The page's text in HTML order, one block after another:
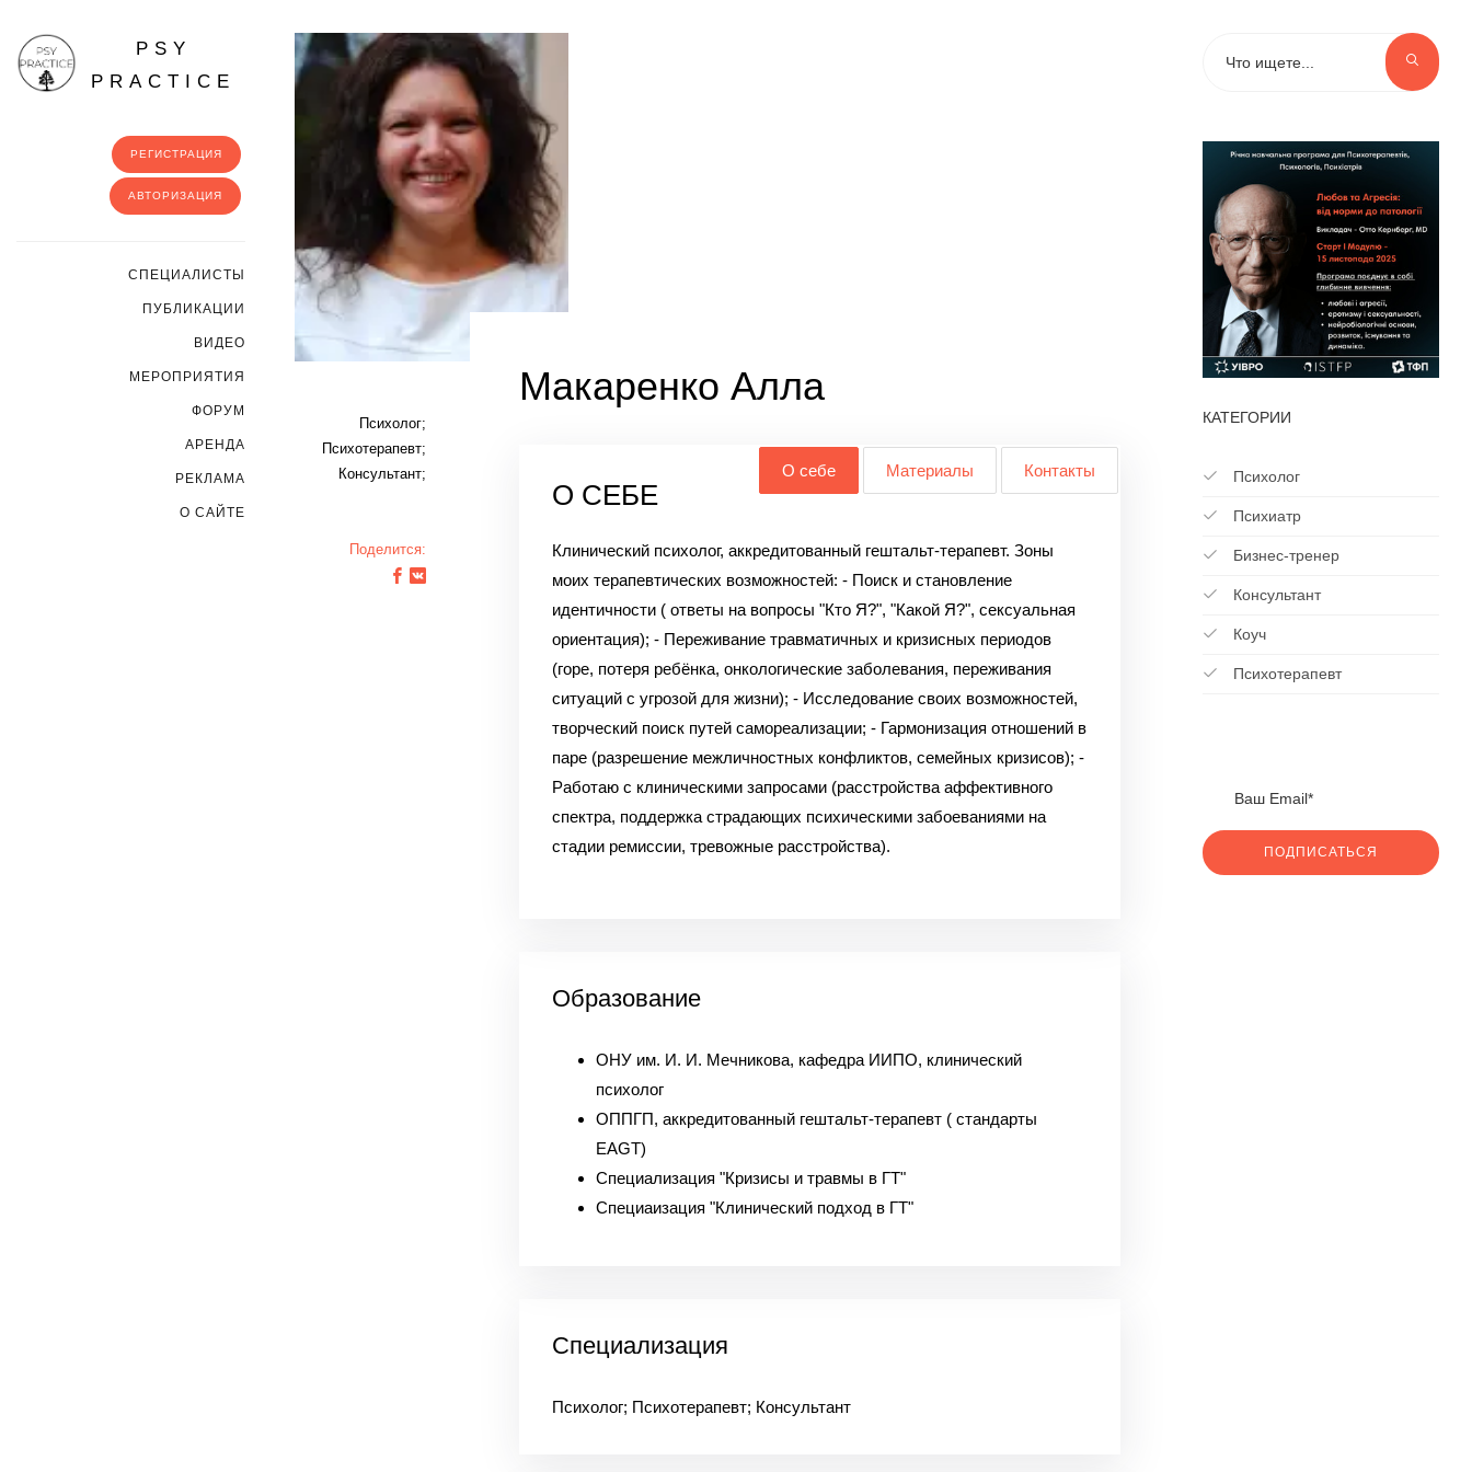
PSY
PRACTICE
РЕГИСТРАЦИЯ
АВТОРИЗАЦИЯ
CПЕЦИАЛИСТЫ
ПУБЛИКАЦИИ
ВИДЕО
МЕРОПРИЯТИЯ
ФОРУМ
АРЕНДА
РЕКЛАМА
О САЙТЕ
Психолог;
Психотерапевт;
Консультант;
Поделится:
Макаренко Алла
О себе Материалы Контакты
О СЕБЕ
Клинический психолог, аккредитованный гештальт-терапевт. Зоны
моих терапевтических возможностей: - Поиск и становление
идентичности ( ответы на вопросы "Кто Я?", "Какой Я?", сексуальная
ориентация); - Переживание травматичных и кризисных периодов
(горе, потеря ребёнка, онкологические заболевания, переживания
ситуаций с угрозой для жизни); - Исследование своих возможностей,
творческий поиск путей самореализации; - Гармонизация отношений в
паре (разрешение межличностных конфликтов, семейных кризисов); -
Работаю с клиническими запросами (расстройства аффективного
спектра, поддержка страдающих психическими забоеваниями на
стадии ремиссии, тревожные расстройства).
Образование
ОНУ им. И. И. Мечникова, кафедра ИИПО, клинический
психолог
ОППГП, аккредитованный гештальт-терапевт ( стандарты
EAGT)
Специализация "Кризисы и травмы в ГТ"
Специаизация "Клинический подход в ГТ"
Специализация
Психолог; Психотерапевт; Консультант
КАТЕГОРИИ
Психолог
Психиатр
Бизнес-тренер
Консультант
Коуч
Психотерапевт
ПОДПИСАТЬСЯ